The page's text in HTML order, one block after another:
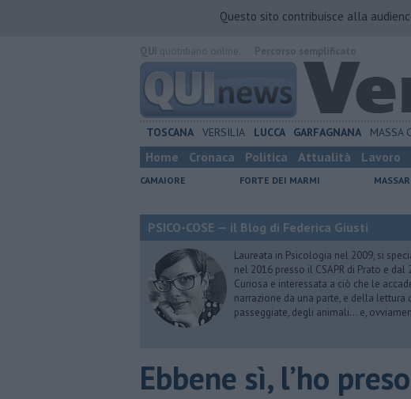
Questo sito contribuisce alla
TOSCANA VERSILIA LUCCA GARFAGNANA MASSA
Home Cronaca Politica Attualità Lavoro
CAMAIORE FORTE DEI MARMI
PSICO-COSE — il Blog di Federica Giusti
Laureata in Psicologia nel 2009, si
nel 2016 presso il CSAPR di Prato e
Curiosa e interessata a ciò che le
narrazione da una parte, e della lettura
passeggiate, degli animali… e,
​Ebbene sì, l’ho